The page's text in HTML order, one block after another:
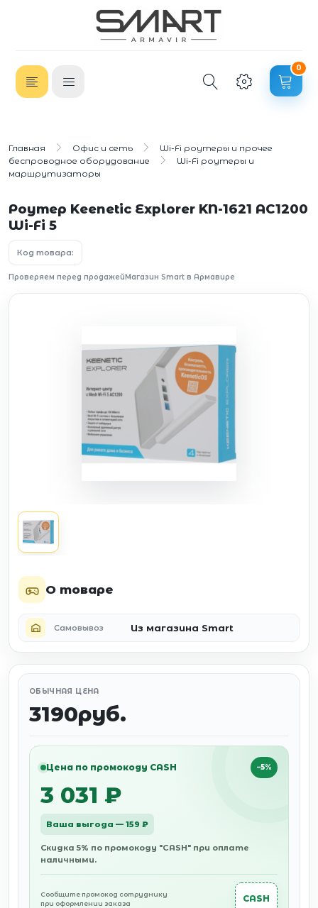
0
Главная Офис и сеть
Wi-Fi роутеры и прочее
беспроводное оборудование
Wi-Fi роутеры и
маршрутизаторы
Роутер Keenetic Explorer KN-1621 AC1200
Wi-Fi 5
Код товара:
Проверяем перед продажейМагазин Smart в Армавире
О товаре
Самовывоз Из магазина Smart
ОБЫЧНАЯ ЦЕНА
3190руб.
Цена по промокоду CASH −5%
3 031 ₽
Ваша выгода — 159 ₽
Скидка 5% по промокоду "CASH" при оплате
наличными.
Сообщите промокод сотруднику
при оформлении заказа
CASH